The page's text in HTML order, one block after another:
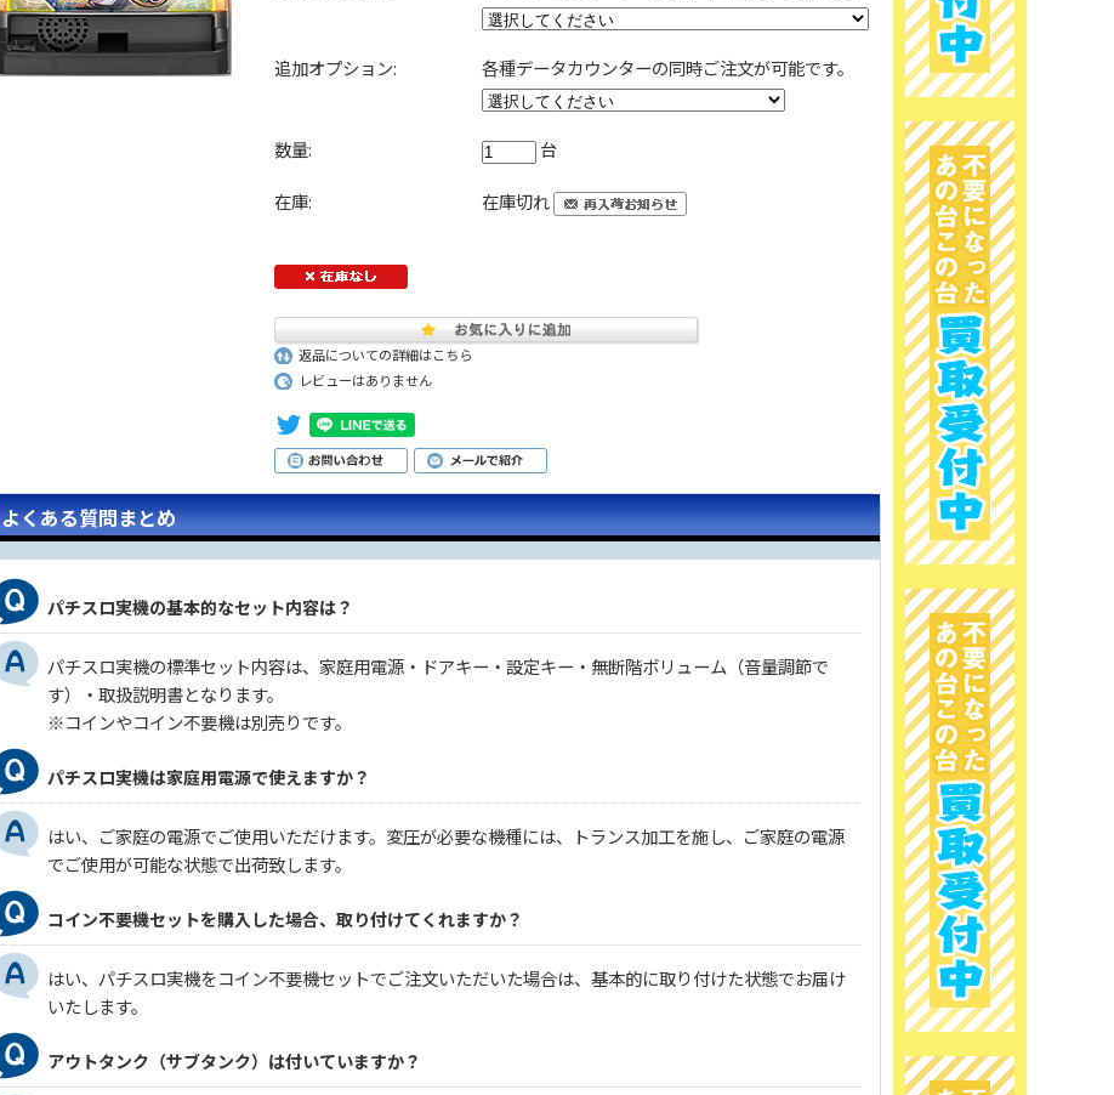
追加オプション: 各種データカウンターの同時ご注文が可能です。
数量: 台
在庫: 在庫切れ
返品についての詳細はこちら
レビューはありません
よくある質問まとめ
パチスロ実機の基本的なセット内容は？
パチスロ実機の標準セット内容は、家庭用電源・ドアキー・設定キー・無断階ボリューム（音量調節で
す）・取扱説明書となります。
※コインやコイン不要機は別売りです。
パチスロ実機は家庭用電源で使えますか？
はい、ご家庭の電源でご使用いただけます。変圧が必要な機種には、トランス加工を施し、ご家庭の電源
でご使用が可能な状態で出荷致します。
コイン不要機セットを購入した場合、取り付けてくれますか？
はい、パチスロ実機をコイン不要機セットでご注文いただいた場合は、基本的に取り付けた状態でお届け
いたします。
アウトタンク（サブタンク）は付いていますか？